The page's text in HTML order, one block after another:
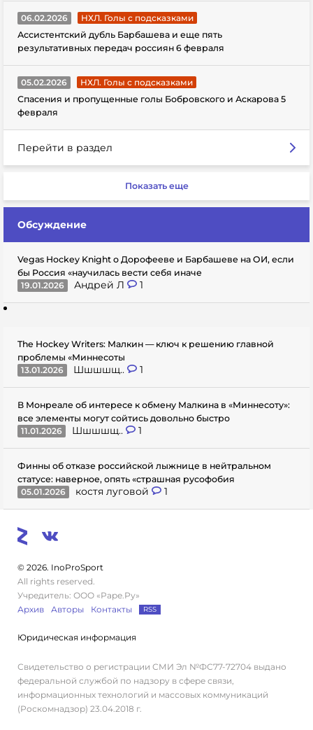
06.02.2026
НХЛ. Голы с подсказками
Ассистентский дубль Барбашева и еще пять
результативных передач россиян 6 февраля
05.02.2026
НХЛ. Голы с подсказками
Спасения и пропущенные голы Бобровского и Аскарова 5
февраля
Перейти в раздел
Показать еще
Обсуждение
Vegas Hockey Knight о Дорофееве и Барбашеве на ОИ, если
бы Россия «научилась вести себя иначе
19.01.2026
Андрей Л 1
The Hockey Writers: Малкин — ключ к решению главной
проблемы «Миннесоты
13.01.2026
Шшшшщ.. 1
В Монреале об интересе к обмену Малкина в «Миннесоту»:
все элементы могут сойтись довольно быстро
11.01.2026
Шшшшщ.. 1
Финны об отказе российской лыжнице в нейтральном
статусе: наверное, опять «страшная русофобия
05.01.2026
костя луговой 1
© 2026. InoProSport
All rights reserved.
Учредитель: ООО «Раре.Ру»
Архив
Авторы Контакты RSS
Юридическая информация
Свидетельство о регистрации СМИ Эл №ФС77-72704 выдано
федеральной службой по надзору в сфере связи,
информационных технологий и массовых коммуникаций
(Роскомнадзор) 23.04.2018 г.